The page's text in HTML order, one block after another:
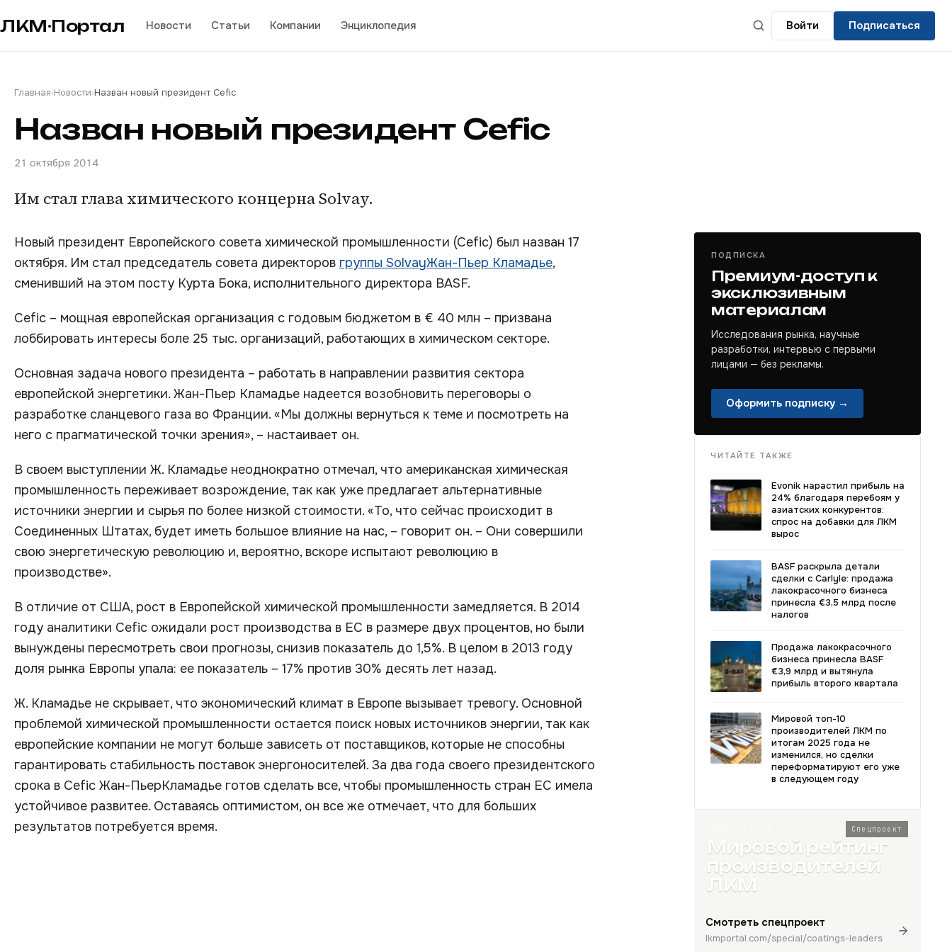
ЛКМ·Портал Новости Статьи Компании Энциклопедия Войти Подписаться
Главная›Новости›Назван новый президент Cefic
Назван новый президент Cefic
21 октября 2014
Им стал глава химического концерна Solvay.
Новый президент Европейского совета химической промышленности (Cefic) был назван 17
октября. Им стал председатель совета директоров группы SolvayЖан-Пьер Кламадье,
сменивший на этом посту Курта Бока, исполнительного директора BASF.
Cefic – мощная европейская организация с годовым бюджетом в € 40 млн – призвана
лоббировать интересы боле 25 тыс. организаций, работающих в химическом секторе.
Основная задача нового президента – работать в направлении развития сектора
европейской энергетики. Жан-Пьер Кламадье надеется возобновить переговоры о
разработке сланцевого газа во Франции. «Мы должны вернуться к теме и посмотреть на
него с прагматической точки зрения», – настаивает он.
В своем выступлении Ж. Кламадье неоднократно отмечал, что американская химическая
промышленность переживает возрождение, так как уже предлагает альтернативные
источники энергии и сырья по более низкой стоимости. «То, что сейчас происходит в
Соединенных Штатах, будет иметь большое влияние на нас, – говорит он. – Они совершили
свою энергетическую революцию и, вероятно, вскоре испытают революцию в
производстве».
В отличие от США, рост в Европейской химической промышленности замедляется. В 2014
году аналитики Cefic ожидали рост производства в ЕС в размере двух процентов, но были
вынуждены пересмотреть свои прогнозы, снизив показатель до 1,5%. В целом в 2013 году
доля рынка Европы упала: ее показатель – 17% против 30% десять лет назад.
Ж. Кламадье не скрывает, что экономический климат в Европе вызывает тревогу. Основной
проблемой химической промышленности остается поиск новых источников энергии, так как
европейские компании не могут больше зависеть от поставщиков, которые не способны
гарантировать стабильность поставок энергоносителей. За два года своего президентского
срока в Cefic Жан-ПьерКламадье готов сделать все, чтобы промышленность стран ЕС имела
устойчивое развитее. Оставаясь оптимистом, он все же отмечает, что для больших
результатов потребуется время.
ПОДПИСКА
Премиум-доступ к
эксклюзивным
материалам
Исследования рынка, научные
разработки, интервью с первыми
лицами — без рекламы.
Оформить подписку →
ЧИТАЙТЕ ТАКЖЕ
Evonik нарастил прибыль на
24% благодаря перебоям у
азиатских конкурентов:
спрос на добавки для ЛКМ
вырос
BASF раскрыла детали
сделки с Carlyle: продажа
лакокрасочного бизнеса
принесла €3,5 млрд после
налогов
Продажа лакокрасочного
бизнеса принесла BASF
€3,9 млрд и вытянула
прибыль второго квартала
Мировой топ-10
производителей ЛКМ по
итогам 2025 года не
изменился, но сделки
переформатируют его уже
в следующем году
Спецпроект
Мировой рейтинг
производителей
ЛКМ
Смотреть спецпроект
lkmportal.com/special/coatings-leaders